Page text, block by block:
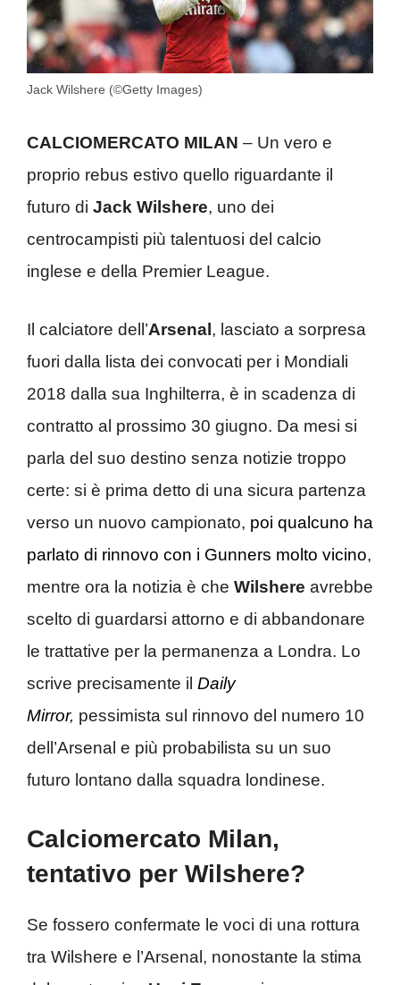
Jack Wilshere (©Getty Images)
CALCIOMERCATO MILAN – Un vero e
proprio rebus estivo quello riguardante il
futuro di Jack Wilshere, uno dei
centrocampisti più talentuosi del calcio
inglese e della Premier League.
Il calciatore dell’Arsenal, lasciato a sorpresa
fuori dalla lista dei convocati per i Mondiali
2018 dalla sua Inghilterra, è in scadenza di
contratto al prossimo 30 giugno. Da mesi si
parla del suo destino senza notizie troppo
certe: si è prima detto di una sicura partenza
verso un nuovo campionato, poi qualcuno ha
parlato di rinnovo con i Gunners molto vicino,
mentre ora la notizia è che Wilshere avrebbe
scelto di guardarsi attorno e di abbandonare
le trattative per la permanenza a Londra. Lo
scrive precisamente il Daily
Mirror, pessimista sul rinnovo del numero 10
dell’Arsenal e più probabilista su un suo
futuro lontano dalla squadra londinese.
Calciomercato Milan,
tentativo per Wilshere?
Se fossero confermate le voci di una rottura
tra Wilshere e l’Arsenal, nonostante la stima